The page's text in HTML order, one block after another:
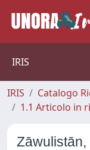
IRIS
IRIS Catalogo
1.1 Articolo in